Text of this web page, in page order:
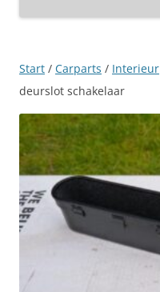
Start / Carparts / Interieur
deurslot schakelaar